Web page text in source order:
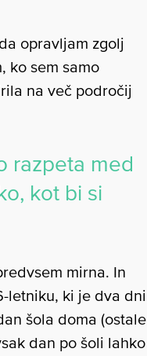
opravljam zgolj
ko sem samo
na več področij
razpeta med
kot bi si
mirna. In
letniku, ki je dva dni
šola doma (ostale
dan po šoli lahko